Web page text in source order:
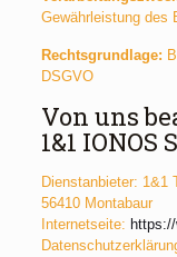
Gewährleistung des
Rechtsgrundlage:
DSGVO
Von uns
1&1 IONOS
Dienstanbieter: 1&1
56410 Montabaur
Internetseite: